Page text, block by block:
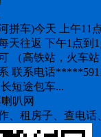
拼车)今天 上午11
天往返 下午1点到
（高铁站，火车
联系电话
短途包车...
叭网
、租房子、查电话